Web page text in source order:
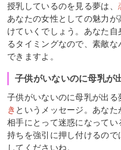
授乳しているのを見る夢は、
あなたの女性としての魅力
けていくでしょう。あなた
るタイミングなので、素敵
できますよ。
子供がいないのに母乳が
子供がいないのに母乳が出る
き というメッセージ。あなた
相手にとって迷惑になって
持ちを強引に押し付けるの
してくださいね。